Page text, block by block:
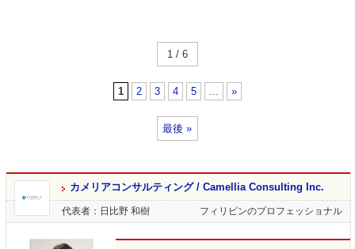
1 / 6
1 2 3 4 5 »
最後 »
カメリアコンサルティング / Camellia Consulting Inc.
フィリピンのプロフェッショナル
代表者：日比野 和樹